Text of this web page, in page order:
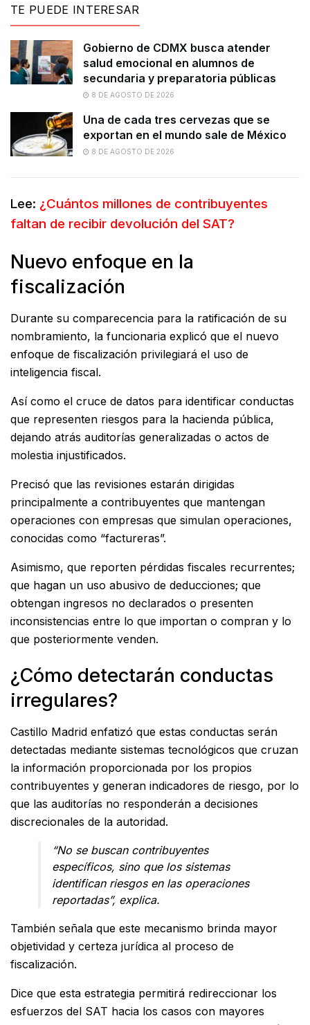
TE PUEDE INTERESAR
Gobierno de CDMX busca atender
salud emocional en alumnos de
secundaria y preparatoria públicas
8 DE AGOSTO DE 2026
Una de cada tres cervezas que se
exportan en el mundo sale de México
8 DE AGOSTO DE 2026
Lee: ¿Cuántos millones de contribuyentes
faltan de recibir devolución del SAT?
Nuevo enfoque en la
fiscalización
Durante su comparecencia para la ratificación de su
nombramiento, la funcionaria explicó que el nuevo
enfoque de fiscalización privilegiará el uso de
inteligencia fiscal.
Así como el cruce de datos para identificar conductas
que representen riesgos para la hacienda pública,
dejando atrás auditorías generalizadas o actos de
molestia injustificados.
Precisó que las revisiones estarán dirigidas
principalmente a contribuyentes que mantengan
operaciones con empresas que simulan operaciones,
conocidas como “factureras”.
Asimismo, que reporten pérdidas fiscales recurrentes;
que hagan un uso abusivo de deducciones; que
obtengan ingresos no declarados o presenten
inconsistencias entre lo que importan o compran y lo
que posteriormente venden.
¿Cómo detectarán conductas
irregulares?
Castillo Madrid enfatizó que estas conductas serán
detectadas mediante sistemas tecnológicos que cruzan
la información proporcionada por los propios
contribuyentes y generan indicadores de riesgo, por lo
que las auditorías no responderán a decisiones
discrecionales de la autoridad.
“No se buscan contribuyentes
específicos, sino que los sistemas
identifican riesgos en las operaciones
reportadas”, explica.
También señala que este mecanismo brinda mayor
objetividad y certeza jurídica al proceso de
fiscalización.
Dice que esta estrategia permitirá redireccionar los
esfuerzos del SAT hacia los casos con mayores